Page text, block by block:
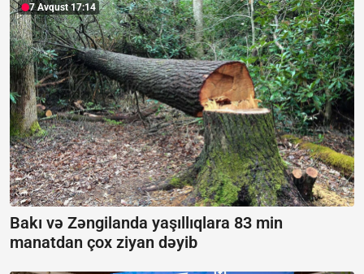
7 Avqust 17:14
Bakı və Zəngilanda yaşıllıqlara 83 min
manatdan çox ziyan dəyib